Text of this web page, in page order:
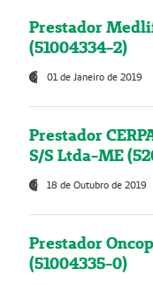
Prestador
(51004334-2)
01 de Janeiro de 2019
Prestador
S/S Ltda-ME
18 de Outubro de 2019
Prestador
(51004335-0)